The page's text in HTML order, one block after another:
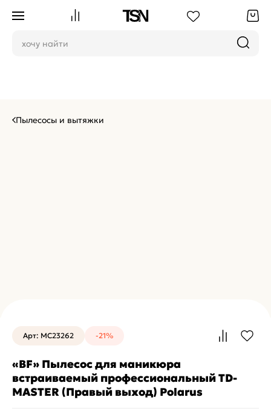
Пылесосы и вытяжки
Арт: MC23262 -21%
«BF» Пылесос для маникюра
встраиваемый профессиональный TD-
MASTER (Правый выход) Polarus